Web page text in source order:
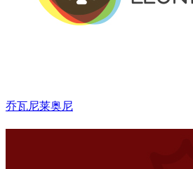
乔瓦尼莱奥尼